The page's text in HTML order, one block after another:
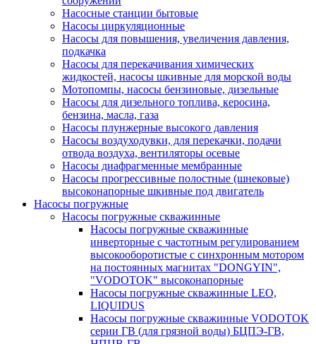
Насосные станции бытовые
Насосы циркуляционные
Насосы для повышения, увеличения давления,
подкачка
Насосы для перекачивания химических
жидкостей, насосы шкивные для морской воды
Мотопомпы, насосы бензиновые, дизельные
Насосы для дизельного топлива, керосина,
бензина, масла, газа
Насосы плунжерные высокого давления
Насосы воздуходувки, для перекачки, подачи
отвода воздуха, вентиляторы осевые
Насосы диафрагменные мембранные
Насосы прогрессивные полостные (шнековые)
высоконапорные шкивные под двигатель
Насосы погружные
Насосы погружные скважинные
Насосы погружные скважинные
инверторные с частотным регулированием
высокооборотистые с синхронным мотором
на постоянных магнитах "DONGYIN",
"VODOTOK" высоконапорные
Насосы погружные скважинные LEO,
LIQUIDUS
Насосы погружные скважинные VODOTOK
серии ГВ (для грязной воды) БЦПЭ-ГВ,